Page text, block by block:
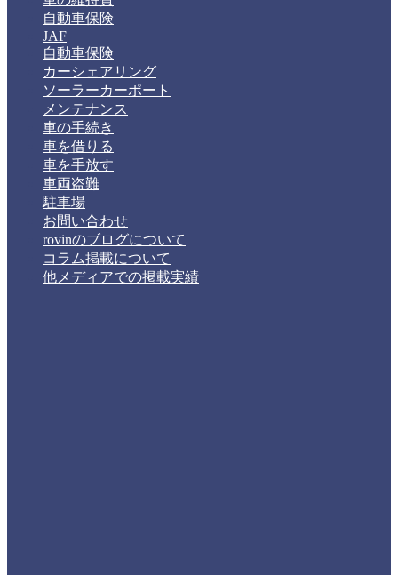
自動車保険
JAF
自動車保険
カーシェアリング
ソーラーカーポート
メンテナンス
車の手続き
車を借りる
車を手放す
車両盗難
駐車場
お問い合わせ
rovinのブログについて
コラム掲載について
他メディアでの掲載実績